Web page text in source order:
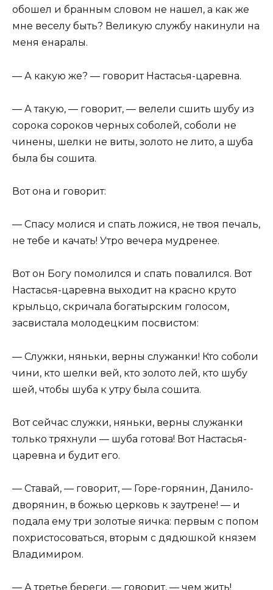
обошел и бранным словом не нашел, а как же
мне веселу быть? Великую службу накинули на
меня енаралы.
— А какую же? — говорит Настасья-царевна.
— А такую, — говорит, — велели сшить шубу из
сорока сороков черных соболей, соболи не
чинены, шелки не виты, золото не лито, а шуба
была бы сошита.
Вот она и говорит:
— Спасу молися и спать ложися, не твоя печаль,
не тебе и качать! Утро вечера мудренее.
Вот он Богу помолился и спать повалился. Вот
Настасья-царевна выходит на красно круто
крыльцо, скричала богатырским голосом,
засвистала молодецким посвистом:
— Служки, няньки, верны служанки! Кто соболи
чини, кто шелки вей, кто золото лей, кто шубу
шей, чтобы шуба к утру была сошита.
Вот сейчас служки, няньки, верны служанки
только тряхнули — шуба готова! Вот Настасья-
царевна и будит его.
— Ставай, — говорит, — Горе-горянин, Данило-
дворянин, в божью церковь к заутрене! — и
подала ему три золотые яичка: первым с попом
похристосоваться, вторым с дядюшкой князем
Владимиром.
— А третье береги, — говорит, — чем жить!